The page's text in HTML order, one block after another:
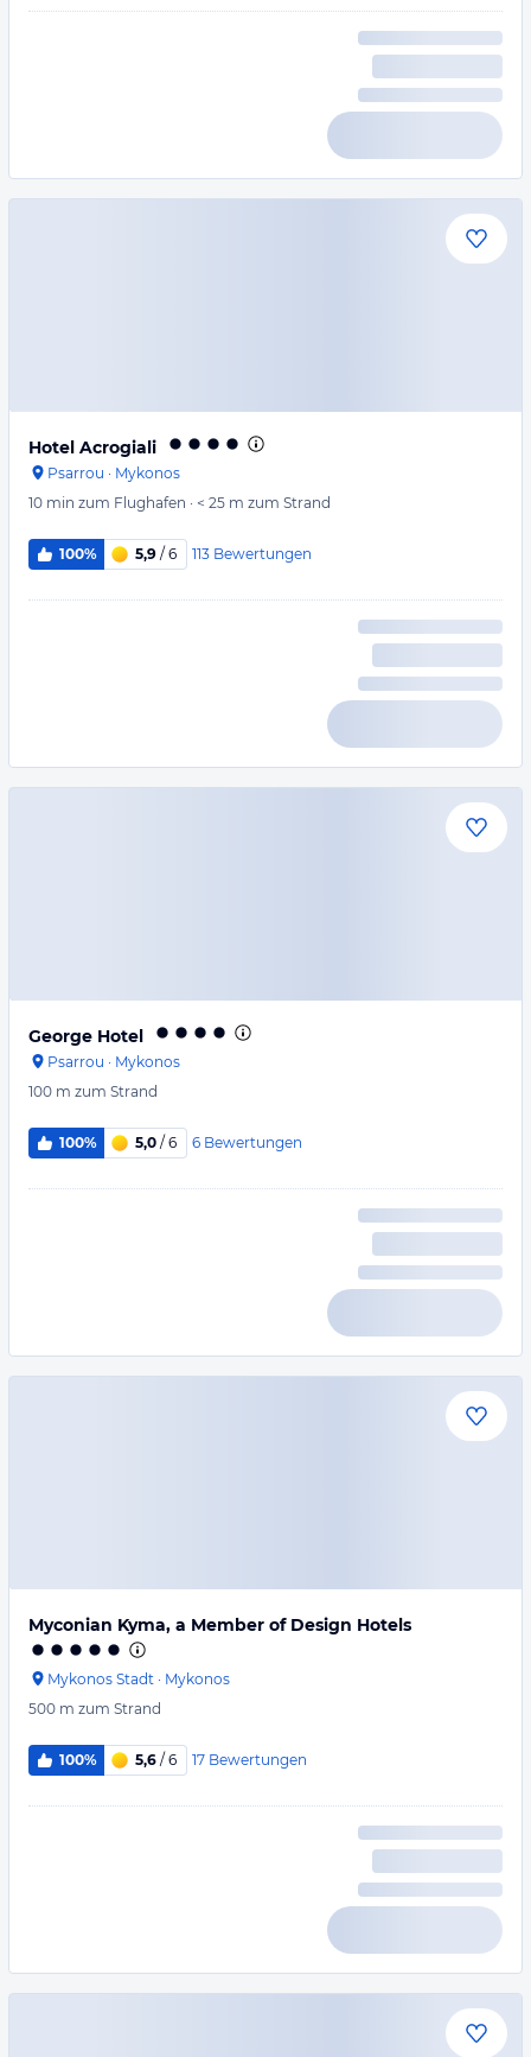
Hotel Acrogiali
Psarrou · Mykonos
10 min zum Flughafen · < 25 m zum Strand
100% 5,9 / 6 113 Bewertungen
George Hotel
Psarrou · Mykonos
100 m zum Strand
100% 5,0 / 6 6 Bewertungen
Myconian Kyma, a Member of Design Hotels
Mykonos Stadt · Mykonos
500 m zum Strand
100% 5,6 / 6 17 Bewertungen